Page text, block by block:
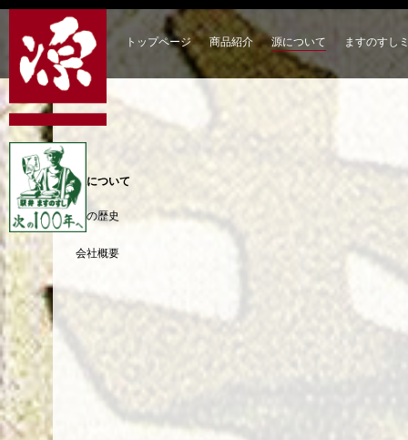
トップページ 商品紹介 源について ますのすし
源について
源の歴史
会社概要